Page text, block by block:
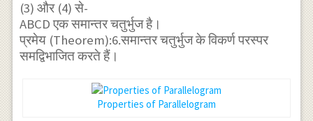
D=180°
\parallel
DC
(3) और (4) से-
ABCD एक समान्तर चतुर्भुज है।
प्रमेय (Theorem):6.समान्तर चतुर्भुज के विकर्ण परस्पर
समद्विभाजित करते हैं।
Properties of Parallelogram